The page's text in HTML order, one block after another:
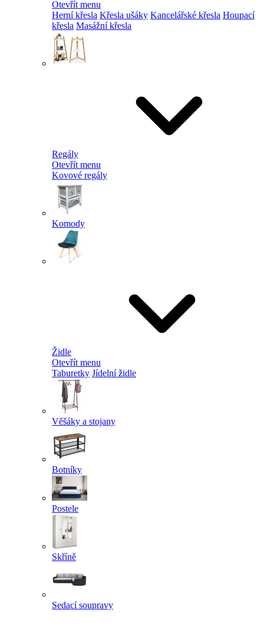
Otevřít menu
Herní křesla Křesla ušáky Kancelářské křesla Houpací
křesla Masážní křesla
Regály
Otevřít menu
Kovové regály
Komody
Židle
Otevřít menu
Taburetky Jídelní židle
Věšáky a stojany
Botníky
Postele
Skříně
Sedací soupravy